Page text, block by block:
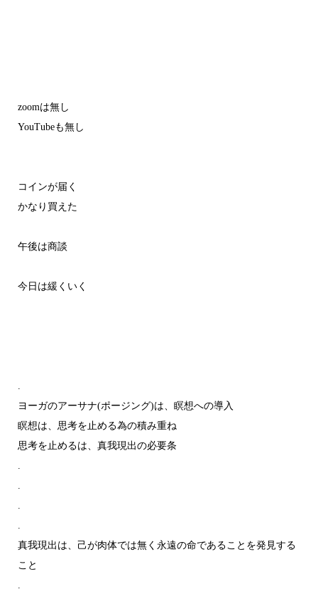
zoomは無し
YouTubeも無し
コインが届く
かなり買えた
午後は商談
今日は緩くいく
.
ヨーガのアーサナ(ポージング)は、瞑想への導入
瞑想は、思考を止める為の積み重ね
思考を止めるは、真我現出の必要条
.
.
.
.
真我現出は、己が肉体では無く永遠の命であることを発見する
こと
.